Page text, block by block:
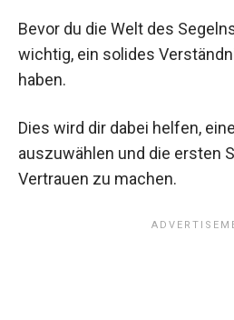
Bevor du die Welt des
wichtig, ein solides
haben.
Dies wird dir dabei helfen,
auszuwählen und die ersten
Vertrauen zu machen.